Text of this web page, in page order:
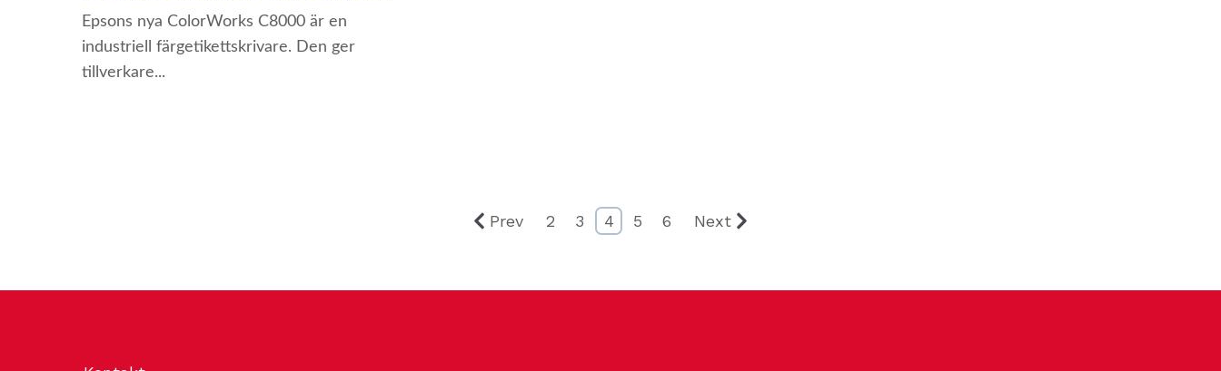
Epsons nya ColorWorks C8000 är en
industriell färgetikettskrivare. Den ger
tillverkare...
Prev 2 3 4 5 6 Next